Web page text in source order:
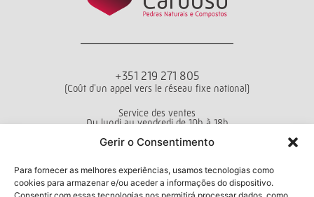
Gerir o Consentimento
Para fornecer as melhores experiências, usamos tecnologias como
cookies para armazenar e/ou aceder a informações do dispositivo.
+351 219 271 805
(Coût d'un appel vers le réseau fixe national)
Service des ventes
Du lundi au vendredi de 10h à 18h
Livro de Reclamações